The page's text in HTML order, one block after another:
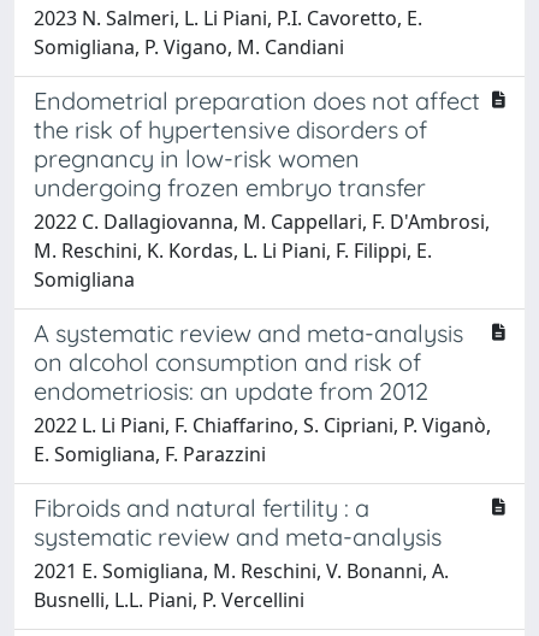
2023 N. Salmeri, L. Li Piani, P.I. Cavoretto, E.
Somigliana, P. Vigano, M. Candiani
Endometrial preparation does not affect
the risk of hypertensive disorders of
pregnancy in low-risk women
undergoing frozen embryo transfer
2022 C. Dallagiovanna, M. Cappellari, F. D'Ambrosi,
M. Reschini, K. Kordas, L. Li Piani, F. Filippi, E.
Somigliana
A systematic review and meta-analysis
on alcohol consumption and risk of
endometriosis: an update from 2012
2022 L. Li Piani, F. Chiaffarino, S. Cipriani, P. Viganò,
E. Somigliana, F. Parazzini
Fibroids and natural fertility : a
systematic review and meta-analysis
2021 E. Somigliana, M. Reschini, V. Bonanni, A.
Busnelli, L.L. Piani, P. Vercellini